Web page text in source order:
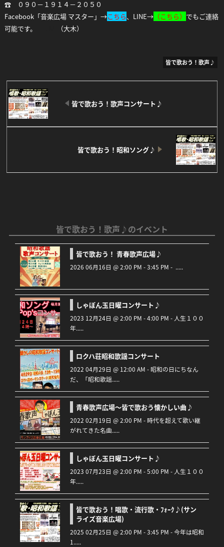
☎ ０９０－１９１４－２０５０
Facebook「音楽広場 マスター」→こちら、LINE→（こちら） でもご連絡
可能です。
（大木）
皆で歌おう！歌声♪
皆で歌おう！歌声コンサート♪
皆で歌おう！昭和ソング♪
皆で歌おう！歌声♪のイベント
皆で歌おう！ 青春歌声広場♪
2026 06月16日 @ 2:00 PM - 3:45 PM - .....
しゃぼん玉日曜コンサート♪
2023 12月24日 @ 2:00 PM - 4:00 PM - 人生１００
年.....
ロクハ荘昭和歌謡コンサート
2022 04月29日 @ 12:00 AM - 昭和の日にちなん
だ、「昭和歌謡.....
青春歌声広場～皆で歌おう懐かしい曲♪
2022 02月19日 @ 2:00 PM - 時代を超えて歌い継
がれてきた名曲.....
しゃぼん玉日曜コンサート♪
2023 07月23日 @ 2:00 PM - 5:00 PM - 人生１００
年.....
皆で歌おう！唱歌・流行歌・ﾌｫｰｸ♪(サン
ライズ音楽広場)
2025 02月25日 @ 2:00 PM - 3:45 PM - 今年は昭和
1.....